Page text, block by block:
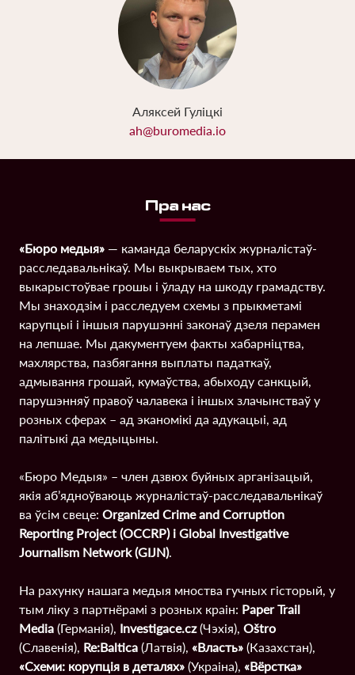
Аляксей Гуліцкі
ah@buromedia.io
Пра нас
«Бюро медыя» — каманда беларускіх журналістаў-
расследавальнікаў. Мы выкрываем тых, хто
выкарыстоўвае грошы і ўладу на шкоду грамадству.
Мы знаходзім і расследуем схемы з прыкметамі
карупцыі і іншыя парушэнні законаў дзеля перамен
на лепшае. Мы дакументуем факты хабарніцтва,
махлярства, пазбягання выплаты падаткаў,
адмывання грошай, кумаўства, абыходу санкцый,
парушэнняў правоў чалавека і іншых злачынстваў у
розных сферах – ад эканомікі да адукацыі, ад
палітыкі да медыцыны.
«Бюро Медыя» – член дзвюх буйных арганізацый,
якія аб’ядноўваюць журналістаў-расследавальнікаў
ва ўсім свеце: Organized Crime and Corruption
Reporting Project (OCCRP) і Global Investigative
Journalism Network (GIJN).
На рахунку нашага медыя мноства гучных гісторый, у
тым ліку з партнёрамі з розных краін: Paper Trail
Media (Германія), Investigace.cz(Чэхія), Oštro
(Славенія), Re:Baltica (Латвія), «Власть» (Казахстан),
«Схеми: корупція в деталях» (Украіна), «Вёрстка»